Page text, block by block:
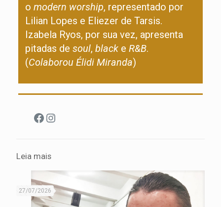
o modern worship, representado por
Lilian Lopes e Eliezer de Tarsis.
Izabela Ryos, por sua vez, apresenta
pitadas de soul, blacke R&B.
(Colaborou Élidi Miranda)
Facebook
Instagram
Leia mais
27/07/2026